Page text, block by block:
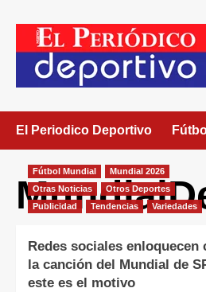
El Periodico Deportivo
Fútbol Mundial
Mundial 2026
Otras Noticias
Otros Deportes
Publicidad
Tendencias Variedades
Redes sociales enloquecen
la canción del Mundial de
este es el motivo